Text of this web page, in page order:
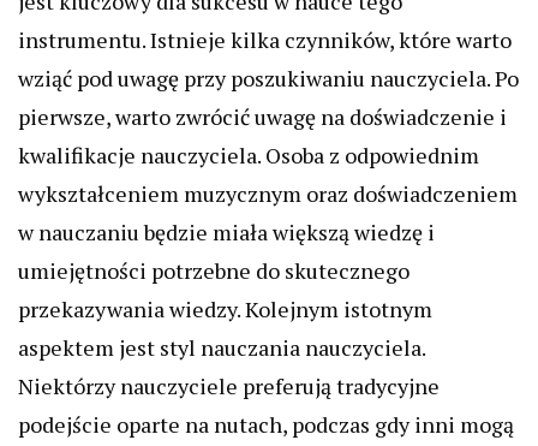
instrumentu. Istnieje kilka czynników, które warto
wziąć pod uwagę przy poszukiwaniu nauczyciela. Po
pierwsze, warto zwrócić uwagę na doświadczenie i
kwalifikacje nauczyciela. Osoba z odpowiednim
wykształceniem muzycznym oraz doświadczeniem
w nauczaniu będzie miała większą wiedzę i
umiejętności potrzebne do skutecznego
przekazywania wiedzy. Kolejnym istotnym
aspektem jest styl nauczania nauczyciela.
Niektórzy nauczyciele preferują tradycyjne
podejście oparte na nutach, podczas gdy inni mogą